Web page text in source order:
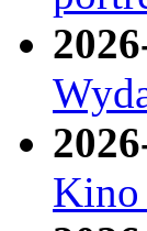
Kino